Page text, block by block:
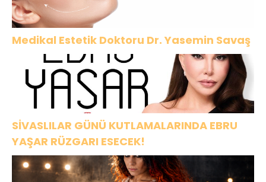
Medikal Estetik Doktoru Dr. Yasemin Savaş
SİVASLILAR GÜNÜ KUTLAMALARINDA EBRU
YAŞAR RÜZGARI ESECEK!